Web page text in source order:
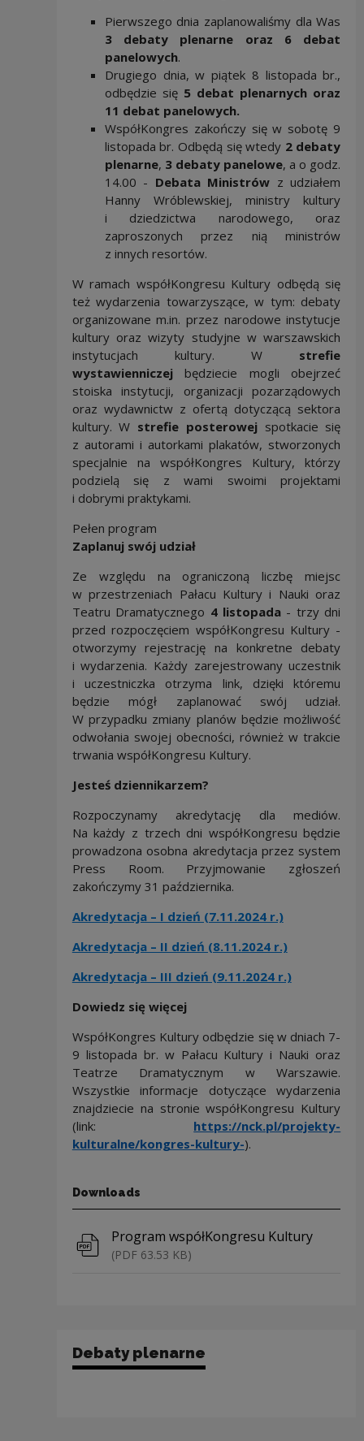
Pierwszego dnia zaplanowaliśmy dla Was
3 debaty plenarne oraz 6 debat
panelowych.
Drugiego dnia, w piątek 8 listopada br.,
odbędzie się 5 debat plenarnych oraz
11 debat panelowych.
WspółKongres zakończy się w sobotę 9
listopada br. Odbędą się wtedy 2 debaty
plenarne, 3 debaty panelowe, a o godz.
14.00 - Debata Ministrów z udziałem
Hanny Wróblewskiej, ministry kultury
i dziedzictwa narodowego, oraz
zaproszonych przez nią ministrów
z innych resortów.
W ramach współKongresu Kultury odbędą się
też wydarzenia towarzyszące, w tym: debaty
organizowane m.in. przez narodowe instytucje
kultury oraz wizyty studyjne w warszawskich
instytucjach kultury. W strefie
wystawienniczejbędziecie mogli obejrzeć
stoiska instytucji, organizacji pozarządowych
oraz wydawnictw z ofertą dotyczącą sektora
kultury. W strefie posterowejspotkacie się
z autorami i autorkami plakatów, stworzonych
specjalnie na współKongres Kultury, którzy
podzielą się z wami swoimi projektami
i dobrymi praktykami.
Pełen program
Zaplanuj swój udział
Ze względu na ograniczoną liczbę miejsc
w przestrzeniach Pałacu Kultury i Nauki oraz
Teatru Dramatycznego 4 listopada - trzy dni
przed rozpoczęciem współKongresu Kultury -
otworzymy rejestrację na konkretne debaty
i wydarzenia. Każdy zarejestrowany uczestnik
i uczestniczka otrzyma link, dzięki któremu
będzie mógł zaplanować swój udział.
W przypadku zmiany planów będzie możliwość
odwołania swojej obecności, również w trakcie
trwania współKongresu Kultury.
Jesteś dziennikarzem?
Rozpoczynamy akredytację dla mediów.
Na każdy z trzech dni współKongresu będzie
prowadzona osobna akredytacja przez system
Press Room. Przyjmowanie zgłoszeń
zakończymy 31 października.
Akredytacja – I dzień (7.11.2024 r.)
Akredytacja – II dzień (8.11.2024 r.)
Akredytacja – III dzień (9.11.2024 r.)
Dowiedz się więcej
WspółKongres Kultury odbędzie się w dniach 7-
9 listopada br. w Pałacu Kultury i Nauki oraz
Teatrze Dramatycznym w Warszawie.
Wszystkie informacje dotyczące wydarzenia
znajdziecie na stronie współKongresu Kultury
(link: https://nck.pl/projekty-
kulturalne/kongres-kultury-).
Downloads
Download file
Program współKongresu Kultury
(PDF 63.53 KB)
Debaty plenarne